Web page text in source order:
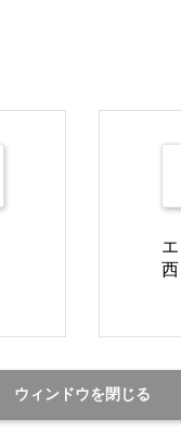
ウィンドウを閉じる